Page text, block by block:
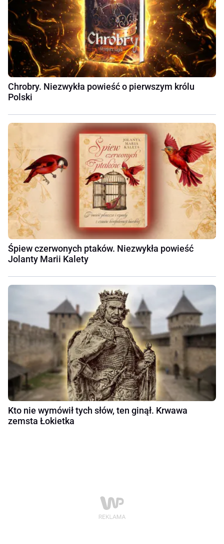
Chrobry. Niezwykła powieść o pierwszym królu
Polski
Śpiew czerwonych ptaków. Niezwykła powieść
Jolanty Marii Kalety
Kto nie wymówił tych słów, ten ginął. Krwawa
zemsta Łokietka